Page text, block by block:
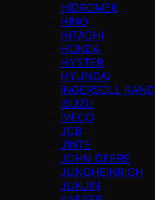
HİDROMEK
HINO
HITACHI
HONDA
HYSTER
HYUNDAI
INGERSOLL RAND
ISUZU
IVECO
JCB
JİNTE
JOHN DEERE
JUNGHEINRICH
JUNJIN